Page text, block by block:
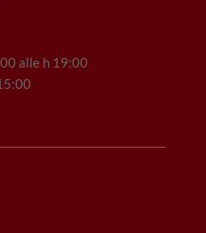
alle h 19:00